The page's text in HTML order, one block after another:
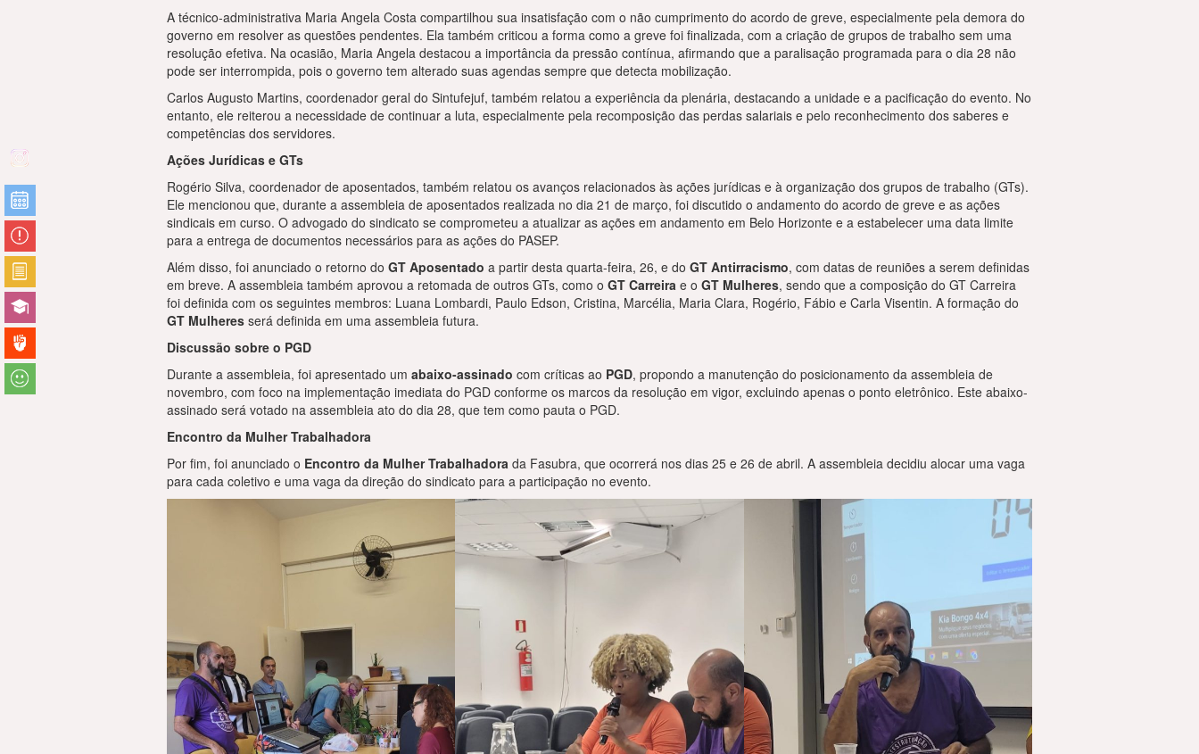
A técnico-administrativa Maria Angela Costa compartilhou sua insatisfação com o não cumprimento do acordo de greve, especialmente pela demora do
governo em resolver as questões pendentes. Ela também criticou a forma como a greve foi finalizada, com a criação de grupos de trabalho sem uma
resolução efetiva. Na ocasião, Maria Angela destacou a importância da pressão contínua, afirmando que a paralisação programada para o dia 28 não
pode ser interrompida, pois o governo tem alterado suas agendas sempre que detecta mobilização.
Carlos Augusto Martins, coordenador geral do Sintufejuf, também relatou a experiência da plenária, destacando a unidade e a pacificação do evento. No
entanto, ele reiterou a necessidade de continuar a luta, especialmente pela recomposição das perdas salariais e pelo reconhecimento dos saberes e
competências dos servidores.
Ações Jurídicas e GTs
Rogério Silva, coordenador de aposentados, também relatou os avanços relacionados às ações jurídicas e à organização dos grupos de trabalho (GTs).
Ele mencionou que, durante a assembleia de aposentados realizada no dia 21 de março, foi discutido o andamento do acordo de greve e as ações
sindicais em curso. O advogado do sindicato se comprometeu a atualizar as ações em andamento em Belo Horizonte e a estabelecer uma data limite
para a entrega de documentos necessários para as ações do PASEP.
Além disso, foi anunciado o retorno do GT Aposentado a partir desta quarta-feira, 26, e do GT Antirracismo, com datas de reuniões a serem definidas
em breve. A assembleia também aprovou a retomada de outros GTs, como o GT Carreira e o GT Mulheres, sendo que a composição do GT Carreira
foi definida com os seguintes membros: Luana Lombardi, Paulo Edson, Cristina, Marcélia, Maria Clara, Rogério, Fábio e Carla Visentin. A formação do
GT Mulheres será definida em uma assembleia futura.
Discussão sobre o PGD
Durante a assembleia, foi apresentado um abaixo-assinado com críticas ao PGD, propondo a manutenção do posicionamento da assembleia de
novembro, com foco na implementação imediata do PGD conforme os marcos da resolução em vigor, excluindo apenas o ponto eletrônico. Este abaixo-
assinado será votado na assembleia ato do dia 28, que tem como pauta o PGD.
Encontro da Mulher Trabalhadora
Por fim, foi anunciado o Encontro da Mulher Trabalhadora da Fasubra, que ocorrerá nos dias 25 e 26 de abril. A assembleia decidiu alocar uma vaga
para cada coletivo e uma vaga da direção do sindicato para a participação no evento.